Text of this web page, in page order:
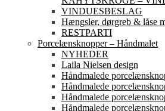
VINDUESBESLAG
Hængsler, dørgreb & låse
RESTPARTI
Porcelænsknopper – Håndmalet
NYHEDER
Laila Nielsen design
Håndmalede
Håndmalede
Håndmalede
Håndmalede